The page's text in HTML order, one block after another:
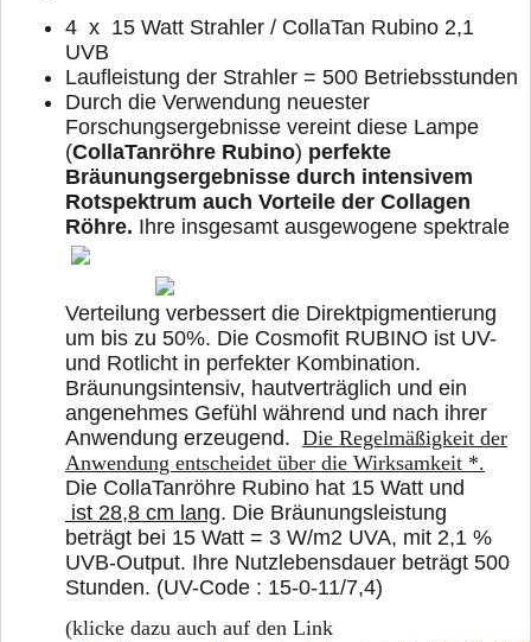
4 x 15 Watt Strahler / CollaTan Rubino 2,1
UVB
Laufleistung der Strahler = 500 Betriebsstunden
Durch die Verwendung neuester
Forschungsergebnisse vereint diese Lampe
(CollaTanröhre Rubino) perfekte
Bräunungsergebnisse durch intensivem
Rotspektrum auch Vorteile der Collagen
Röhre. Ihre insgesamt ausgewogene spektrale
Verteilung verbessert die Direktpigmentierung
um bis zu 50%. Die Cosmofit RUBINO ist UV-
und Rotlicht in perfekter Kombination.
Bräunungsintensiv, hautverträglich und ein
angenehmes Gefühl während und nach ihrer
Anwendung erzeugend. Die Regelmäßigkeit der
Anwendung entscheidet über die Wirksamkeit *.
Die CollaTanröhre Rubino hat 15 Watt und
ist 28,8 cm lang. Die Bräunungsleistung
beträgt bei 15 Watt = 3 W/m2 UVA, mit 2,1 %
UVB-Output. Ihre Nutzlebensdauer beträgt 500
Stunden. (UV-Code : 15-0-11/7,4)
(klicke dazu auch auf den Link